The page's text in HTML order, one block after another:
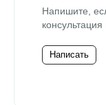
Напишите,
консультация
Написать